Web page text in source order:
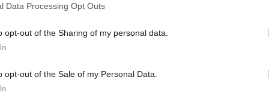
Data Processing Opt Outs
opt-out of the Sharing of my personal data.
opt-out of the Sale of my Personal Data.
ez egyáltalán nem lógott ki a nemzetközi trendekből
elkerülése érdekében.
az ollóA nemzetgazdasági tárca kimutatása szerint a 2508
tavaly 2794 milliárd forintra teljesült itthon az EU-
2014-hez képest és új rekord), de eközben az EU-tól